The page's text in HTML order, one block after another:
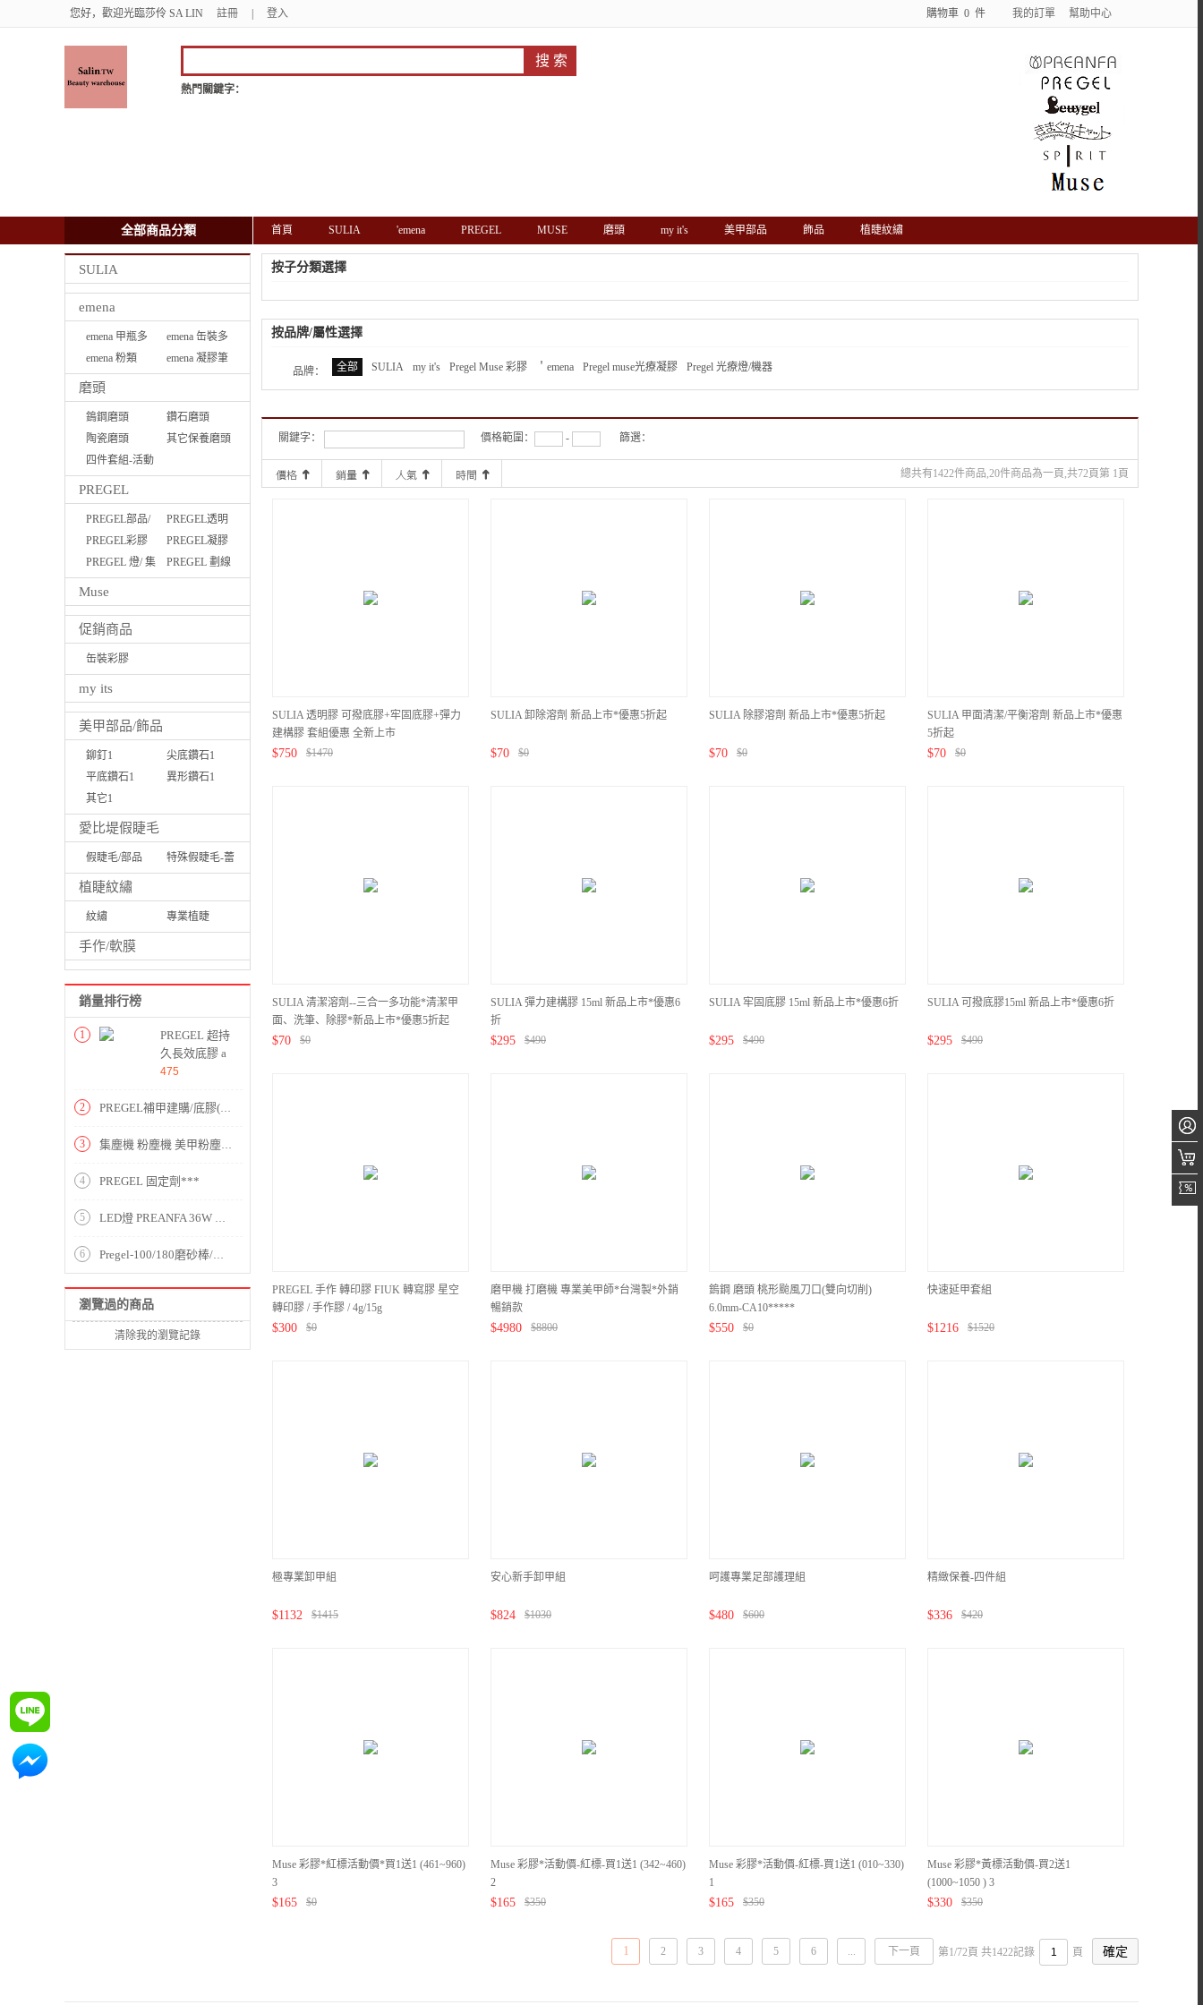
您好，歡迎光臨莎伶 SA LIN 註冊 登入 購物車 0 件 我的訂單 幫助中心
熱門關鍵字：
全部商品分類 首頁 SULIA 'emena PREGEL MUSE 磨頭 my it's 美甲部品 飾品 植睫紋繡
SULIA
emena
emena 甲瓶多
功能彩膠
emena 缶裝多
功能彩膠
emena 粉類 emena 凝膠筆
磨頭
鵭鋼磨頭
鑽石磨頭
陶瓷磨頭
其它保養磨頭
四件套組-活動
PREGEL
PREGEL部品/
磨棒/液體
PREGEL透明
功能膠
PREGEL彩膠
PREGEL凝膠
筆
PREGEL 燈/ 集
PREGEL 劃線
Muse
促銷商品
缶裝彩膠
my its
美甲部品/飾品
鉚釘1
尖底鑽石1
平底鑽石1
異形鑽石1
其它1
愛比堤假睫毛
假睫毛/部品
特殊假睫毛-蕾
植睫紋繡
紋繡 專業植睫
手作/軟膜
銷量排行榜
1
PREGEL 超持
久長效底膠 a
(15g)*****
475
2 PREGEL補甲建購/底膠(一層殘) STYLING BASE 15g*****
3 集塵機 粉塵機 美甲粉塵機 桌上型粉塵機 PREGEL 第三代專業*18WR****活動價
4 PREGEL 固定劑***
5 LED燈 PREANFA 36W 方形 LED光療燈 LXIAPF*****
6 Pregel-100/180磨砂棒/灰色
瀏覽過的商品
清除我的瀏覽記錄
按子分類選擇
按品牌/屬性選擇
品牌： 全部 SULIA my it's Pregel Muse 彩膠 ＇emena Pregel muse光療凝膠 Pregel 光療燈/機器
關鍵字： 價格範圍： - 篩選：
總共有1422件商品,20件商品為一頁,共72頁第 1頁
SULIA 透明膠 可撥底膠+牢固底膠+彈力
建構膠 套組優惠 全新上市
$750 $1470
SULIA 卸除溶劑 新品上市*優惠5折起
$70 $0
SULIA 除膠溶劑 新品上市*優惠5折起
$70 $0
SULIA 甲面清潔/平衡溶劑 新品上市*優惠
5折起
$70 $0
SULIA 清潔溶劑--三合一多功能*清潔甲
面、洗筆、除膠*新品上市*優惠5折起
$70 $0
SULIA 彈力建構膠 15ml 新品上市*優惠6
折
$295 $490
SULIA 牢固底膠 15ml 新品上市*優惠6折
$295 $490
SULIA 可撥底膠15ml 新品上市*優惠6折
$295 $490
PREGEL 手作 轉印膠 FIUK 轉寫膠 星空
轉印膠 / 手作膠 / 4g/15g
$300 $0
磨甲機 打磨機 專業美甲師*台灣製*外銷
暢銷款
$4980 $8800
鎢鋼 磨頭 桃形颱風刀口(雙向切削)
6.0mm-CA10*****
$550 $0
快速延甲套組
$1216 $1520
極專業卸甲組
$1132 $1415
安心新手卸甲組
$824 $1030
呵護專業足部護理組
$480 $600
精緻保養-四件組
$336 $420
Muse 彩膠*紅標活動價*買1送1 (461~960)
3
$165 $0
Muse 彩膠*活動價-紅標-買1送1 (342~460)
2
$165 $350
Muse 彩膠*活動價-紅標-買1送1 (010~330)
1
$165 $350
Muse 彩膠*黃標活動價-買2送1
(1000~1050 ) 3
$330 $350
1 2 3 4 5 6 ... 下一頁 第1/72頁 共1422記錄 頁